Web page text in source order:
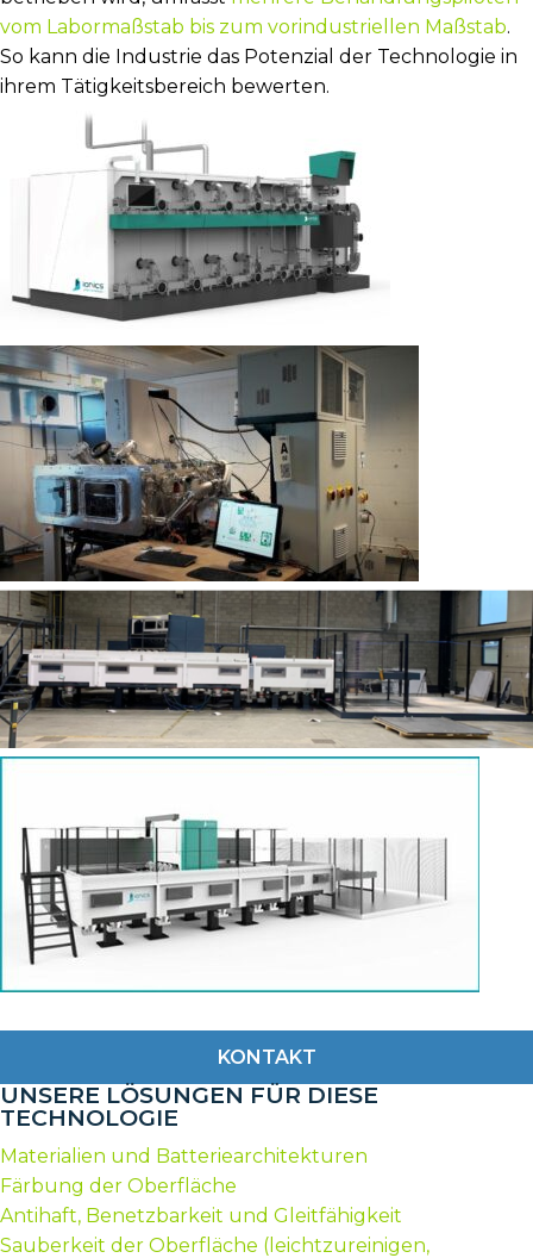
vom Labormaßstab bis zum vorindustriellen Maßstab.
So kann die Industrie das Potenzial der Technologie in
ihrem Tätigkeitsbereich bewerten.
KONTAKT
UNSERE LÖSUNGEN FÜR DIESE
TECHNOLOGIE
Materialien und Batteriearchitekturen
Färbung der Oberfläche
Antihaft, Benetzbarkeit und Gleitfähigkeit
Sauberkeit der Oberfläche (leichtzureinigen,